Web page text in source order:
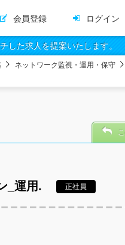
会員登録 ログイン
した求人を提案いたします。
ネットワーク監視・運用・保守
_運用. 正社員